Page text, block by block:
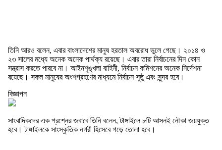
তিনি আরও বলেন, এবার বাংলাদেশের মানুষ হরতাল অবরোধ ভুলে গেছে। ২০১৪ ও
২৩ সালের মধ্যে অনেক অনেক পার্থক্য রয়েছে। এবার তারা নির্বাচনের দিন কোন
সন্ত্রাস করতে পারবে না। আইনশৃঙ্খলা বাহিনী, নির্বাচন কমিশনের অনেক নির্দেশনা
রয়েছে। সকল মানুষের অংশগ্রহণের মাধ্যমে নির্বাচন সুষ্ঠু এবং সুন্দর হবে।
বিজ্ঞাপন
সাংবাদিকদের এক প্রশ্নের জবাবে তিনি বলেন, টাঙ্গাইলে ৮টি আসনই নৌকা জয়যুক্ত
হবে। টাঙ্গাইলকে সাংস্কৃতিক নগরী হিসেবে গড়ে তোলা হবে।